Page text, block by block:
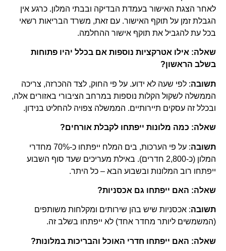
לאחר הצגת האישור בעמדת הבדיקה ובבתי המלון. כרגע אין
הגבלת זמן על תוקף האישור. עם זאת, משרד הבריאות רשאי
בכל עת להגביל את תוקף אישור ההחלמה.
שאלה: אילו אטרקציות נוספות אם בכלל יהיו פתוחות
בשלב הראשון?
תשובה: לפי שעה לא ידוע. על פי החוק, לצד ההכרזה, צריכה
הממשלה לשקול הקלות נוספות במרחב הציבורי באזורים אלה,
ובכלל זה עסקים תיירותיים. הממשלה צפויה להחליט בנידון.
שאלה: כמה מלונות ייפתחו לקבלת אורחים?
תשובה
: על פי הערכות, בים המלח ייפתחו כ-70% מחדרי
המלון (כ-2,800 חדרים). באילת מעריכים שעד סוף השבוע
ייפתחו רוב המלונות ובשבוע הבא – כל היתר.
שאלה: האם ייפתחו גם אכסניות?
תשובה: אכסניות שיש בהן שירותים ומקלחות משותפים
(המשמשים ליותר מחדר אחד) לא ייפתחו בשלב זה.
שאלה: האם ייפתחו חדרי האוכל והבריכות במלונות?